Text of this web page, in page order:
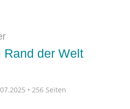
Rand der Welt
• 256 Seiten